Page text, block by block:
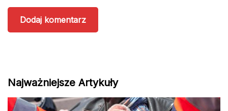
Najważniejsze Artykuły